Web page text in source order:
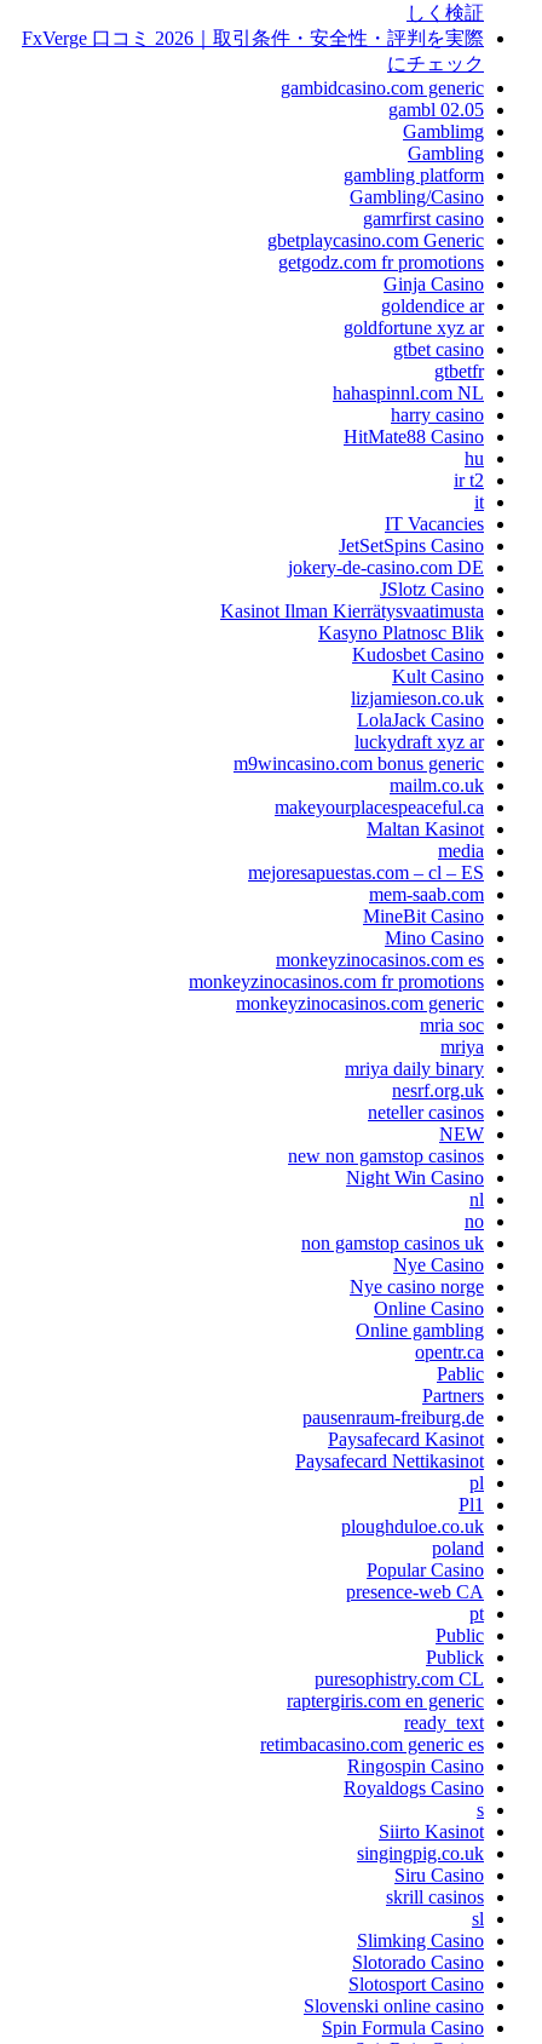
しく検証
FxVerge 口コミ 2026｜取引条件・安全性・評判を実際
にチェック
gambidcasino.com generic
gambl 02.05
Gamblimg
Gambling
gambling platform
Gambling/Casino
gamrfirst casino
gbetplaycasino.com Generic
getgodz.com fr promotions
Ginja Casino
goldendice ar
goldfortune xyz ar
gtbet casino
gtbetfr
hahaspinnl.com NL
harry casino
HitMate88 Casino
hu
ir t2
it
IT Vacancies
JetSetSpins Casino
jokery-de-casino.com DE
JSlotz Casino
Kasinot Ilman Kierrätysvaatimusta
Kasyno Platnosc Blik
Kudosbet Casino
Kult Casino
lizjamieson.co.uk
LolaJack Casino
luckydraft xyz ar
m9wincasino.com bonus generic
mailm.co.uk
makeyourplacespeaceful.ca
Maltan Kasinot
media
mejoresapuestas.com – cl – ES
mem-saab.com
MineBit Casino
Mino Casino
monkeyzinocasinos.com es
monkeyzinocasinos.com fr promotions
monkeyzinocasinos.com generic
mria soc
mriya
mriya daily binary
nesrf.org.uk
neteller casinos
NEW
new non gamstop casinos
Night Win Casino
nl
no
non gamstop casinos uk
Nye Casino
Nye casino norge
Online Casino
Online gambling
opentr.ca
Pablic
Partners
pausenraum-freiburg.de
Paysafecard Kasinot
Paysafecard Nettikasinot
pl
Pl1
ploughduloe.co.uk
poland
Popular Casino
presence-web CA
pt
Public
Publick
puresophistry.com CL
raptergiris.com en generic
ready_text
retimbacasino.com generic es
Ringospin Casino
Royaldogs Casino
s
Siirto Kasinot
singingpig.co.uk
Siru Casino
skrill casinos
sl
Slimking Casino
Slotorado Casino
Slotosport Casino
Slovenski online casino
Spin Formula Casino